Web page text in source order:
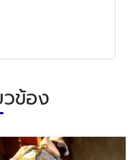
ข้อง